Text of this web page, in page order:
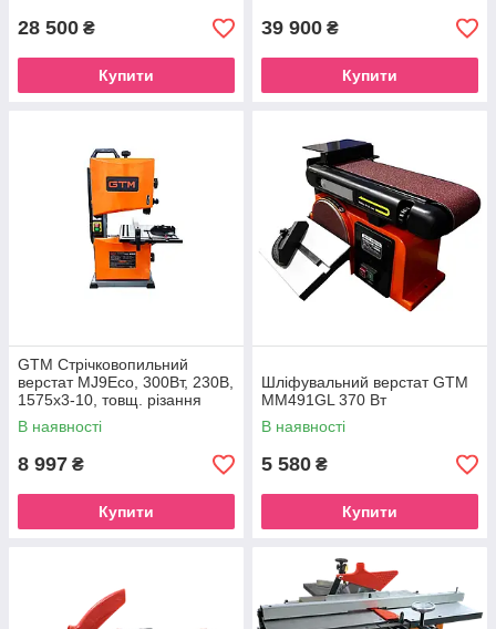
28 500 ₴
Купити
39 900 ₴
Купити
GTM Стрічковопильний
верстат MJ9Eco, 300Вт, 230В,
1575х3-10, товщ. різання
90мм
В наявності
8 997 ₴
Купити
Шліфувальний верстат GTM
MM491GL 370 Вт
В наявності
5 580 ₴
Купити